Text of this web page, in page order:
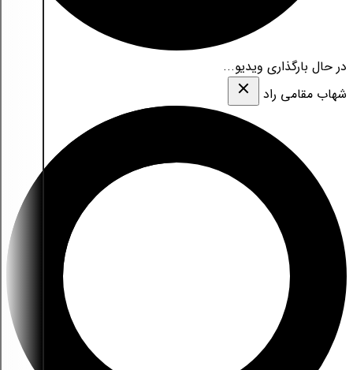
در حال بارگذاری ویدیو...
شهاب مقامی‌ راد